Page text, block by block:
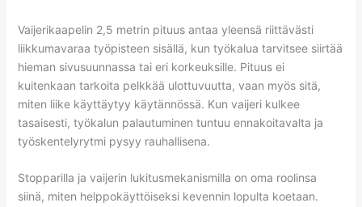
Vaijerikaapelin 2,5 metrin pituus antaa yleensä riittävästi
liikkumavaraa työpisteen sisällä, kun työkalua tarvitsee siirtää
hieman sivusuunnassa tai eri korkeuksille. Pituus ei
kuitenkaan tarkoita pelkkää ulottuvuutta, vaan myös sitä,
miten liike käyttäytyy käytännössä. Kun vaijeri kulkee
tasaisesti, työkalun palautuminen tuntuu ennakoitavalta ja
työskentelyrytmi pysyy rauhallisena.
Stopparilla ja vaijerin lukitusmekanismilla on oma roolinsa
siinä, miten helppokäyttöiseksi kevennin lopulta koetaan.